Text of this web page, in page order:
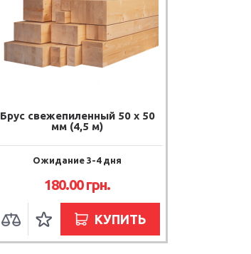
Брус свежепиленный 50 х 50
мм (4,5 м)
Ожидание 3-4 дня
180.00 грн.
КУПИТЬ